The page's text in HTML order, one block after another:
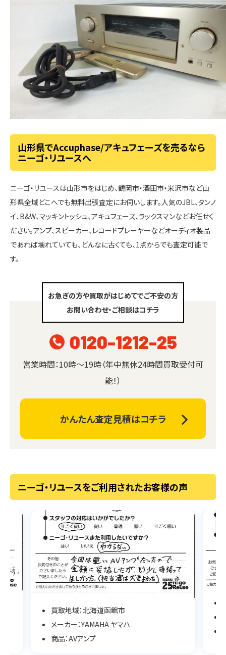
山形県でAccuphase/アキュフェーズを売るなら
ニーゴ・リユースへ
ニーゴ・リユースは山形市をはじめ、鶴岡市・酒田市・米沢市など山
形県全域どこへでも無料出張査定にお伺いします。人気のJBL、タンノ
イ、B&W、マッキントッシュ、アキュフェーズ、ラックスマンなどお任せく
ださい。アンプ、スピーカー、レコードプレーヤーなどオーディオ製品
であれば壊れていても、どんなに古くても、1点からでも査定可能で
す。
お急ぎの方や買取がはじめてでご不安の方
お問い合わせ・ご相談はコチラ
0120-1212-25
営業時間：10時～19時（年中無休24時間買取受付可
能！）
かんたん査定見積はコチラ
ニーゴ・リユースをご利用されたお客様の声
買取地域：北海道函館市
メーカー：YAMAHA ヤマハ
商品：AVアンプ